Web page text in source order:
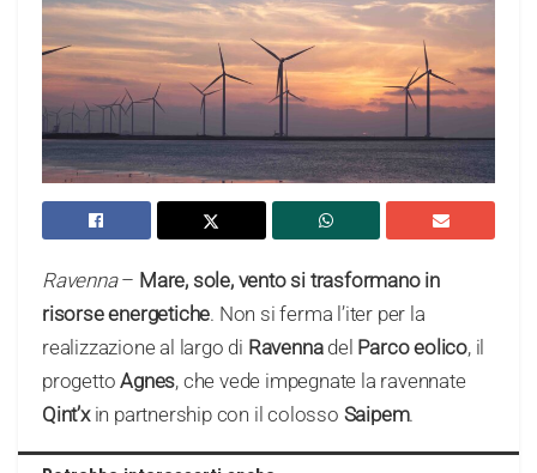
Ravenna– Mare, sole, vento si trasformano in
risorse energetiche. Non si ferma l’iter per la
realizzazione al largo di Ravennadel Parco eolico, il
progettoAgnes, che vede impegnate la ravennate
Qint’xin partnership con il colosso Saipem.